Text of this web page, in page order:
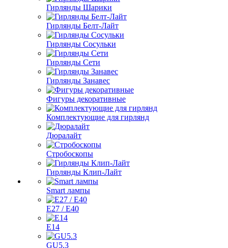
Гирлянды Шарики
Гирлянды Белт-Лайт
Гирлянды Сосульки
Гирлянды Сети
Гирлянды Занавес
Фигуры декоративные
Комплектующие для гирлянд
Дюралайт
Стробоскопы
Гирлянды Клип-Лайт
Smart лампы
E27 / E40
E14
GU5.3